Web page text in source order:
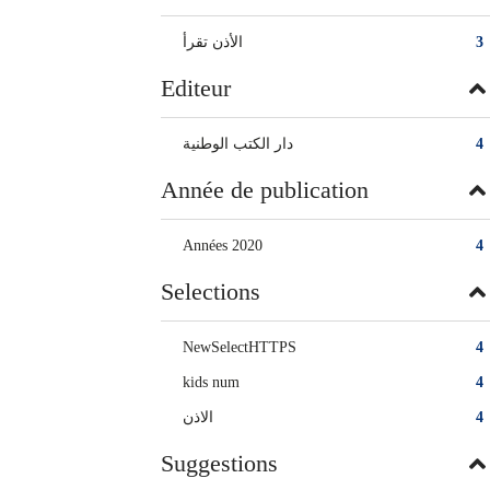
3 الأذن تقرأ
Editeur
4 دار الكتب الوطنية
Année de publication
4
Années 2020
Selections
4
NewSelectHTTPS
4
kids num
4 الاذن
Suggestions